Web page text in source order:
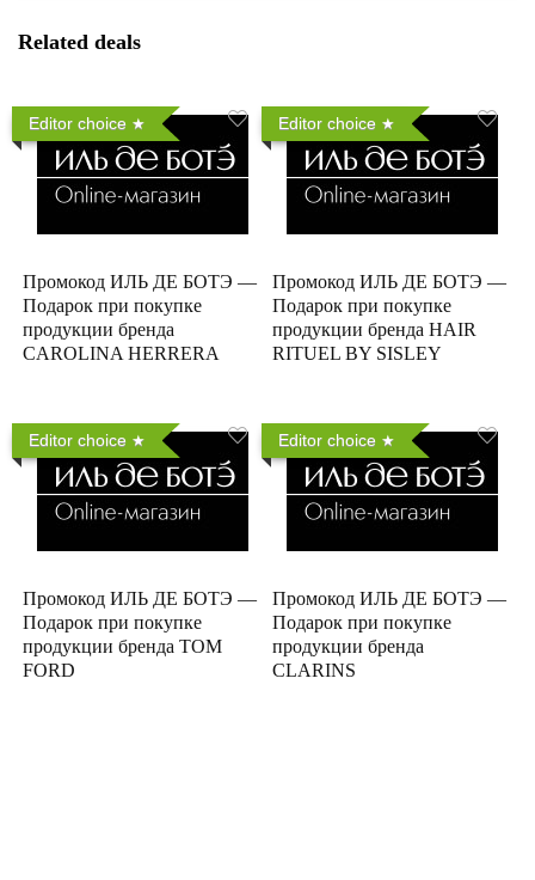
Related deals
Editor choice
Промокод ИЛЬ ДЕ БОТЭ —
Подарок при покупке
продукции бренда
CAROLINA HERRERA
Editor choice
Промокод ИЛЬ ДЕ БОТЭ —
Подарок при покупке
продукции бренда HAIR
RITUEL BY SISLEY
Editor choice
Промокод ИЛЬ ДЕ БОТЭ —
Подарок при покупке
продукции бренда TOM
FORD
Editor choice
Промокод ИЛЬ ДЕ БОТЭ —
Подарок при покупке
продукции бренда
CLARINS